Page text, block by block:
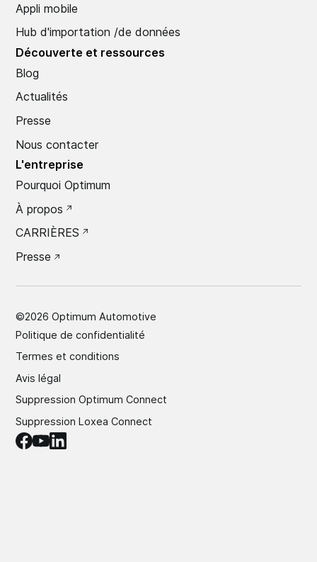
Appli mobile
Hub d'importation /de données
Découverte et ressources
Blog
Actualités
Presse
Nous contacter
L'entreprise
Pourquoi Optimum
À propos
CARRIÈRES
Presse
©2026 Optimum Automotive
Politique de confidentialité
Termes et conditions
Avis légal
Suppression Optimum Connect
Suppression Loxea Connect